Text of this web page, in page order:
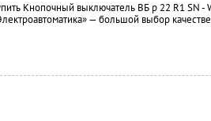
Кнопочный выключатель ВБ р 22 R1 SN
— большой выбор